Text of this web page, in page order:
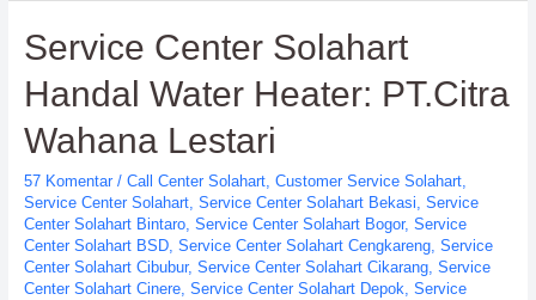
Handal
PT.
Wahana
Lestari
Service Center Solahart
Handal Water Heater: PT.Citra
Wahana Lestari
57 Komentar / Call Center Solahart, Customer Service Solahart,
Service Center Solahart, Service Center Solahart Bekasi, Service
Center Solahart Bintaro, Service Center Solahart Bogor, Service
Center Solahart BSD, Service Center Solahart Cengkareng, Service
Center Solahart Cibubur, Service Center Solahart Cikarang, Service
Center Solahart Cinere, Service Center Solahart Depok, Service